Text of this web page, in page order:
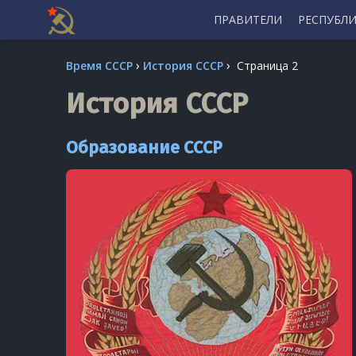
ПРАВИТЕЛИ
Время СССР › История СССР › Страница 2
История СССР
Образование СССР